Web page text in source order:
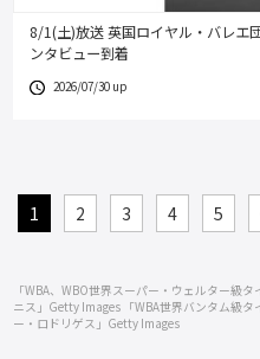
8/1(土)放送 英国ロイヤル・バレエ
ンタビュー到着
2026/07/30 up
1 2 3 4 5
「WBA、WBO世界スーパー・ウェルター級
ニス」Getty Images 「WBA世界バンタム級
ー・ロドリゲス」Getty Images